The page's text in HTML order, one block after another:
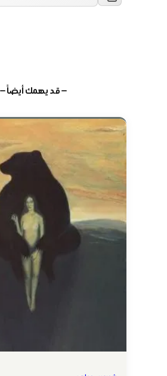
— قد يهمك أيضاً —